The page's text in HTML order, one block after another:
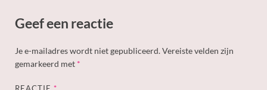
Geef een reactie
Je e-mailadres wordt niet gepubliceerd.Vereiste velden zijn
gemarkeerd met *